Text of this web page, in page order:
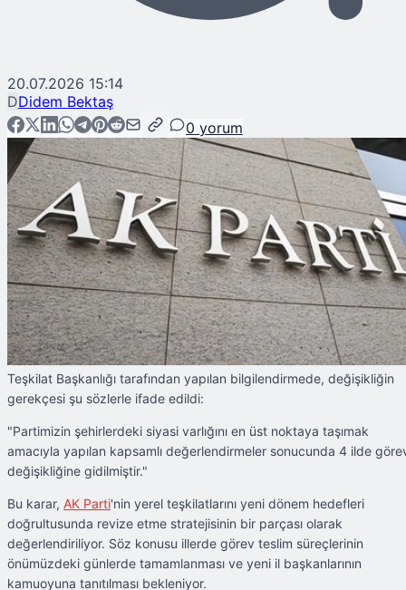
20.07.2026 15:14
DDidem Bektaş
0 yorum
Teşkilat Başkanlığı tarafından yapılan bilgilendirmede, değişikliğin
gerekçesi şu sözlerle ifade edildi:
"Partimizin şehirlerdeki siyasi varlığını en üst noktaya taşımak
amacıyla yapılan kapsamlı değerlendirmeler sonucunda 4 ilde
değişikliğine gidilmiştir."
Bu karar, AK Parti'nin yerel teşkilatlarını yeni dönem hedefleri
doğrultusunda revize etme stratejisinin bir parçası olarak
değerlendiriliyor. Söz konusu illerde görev teslim süreçlerinin
önümüzdeki günlerde tamamlanması ve yeni il başkanlarının
kamuoyuna tanıtılması bekleniyor.